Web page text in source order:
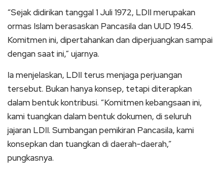
“Sejak didirikan tanggal 1 Juli 1972, LDII merupakan
ormas Islam berasaskan Pancasila dan UUD 1945.
Komitmen ini, dipertahankan dan diperjuangkan sampai
dengan saat ini,” ujarnya.
Ia menjelaskan, LDII terus menjaga perjuangan
tersebut. Bukan hanya konsep, tetapi diterapkan
dalam bentuk kontribusi. “Komitmen kebangsaan ini,
kami tuangkan dalam bentuk dokumen, di seluruh
jajaran LDII. Sumbangan pemikiran Pancasila, kami
konsepkan dan tuangkan di daerah-daerah,”
pungkasnya.